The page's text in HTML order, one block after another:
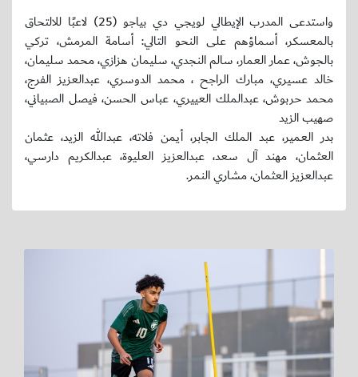
واستدعى المدرب الإيطالي لويجي دي بياجو (25) لاعبًا للالتحاق
بالمعسكر، أسماؤهم على النحو التالي: أسامة المرمش، تركي
بالجوش، عمار العمار، سالم النجدي، سليمان هزازي، محمد سليمان،
خالد عسيري، مبارك الراجح ، محمد الدوسري، عبدالعزيز الفرج،
محمد حربوش، عبدالملك العييري، عباس الحسن، فيصل الصبياني،
صهيب الزيد
بدر العمير، عبد الملك الجابر، أيمن فلاته، عبدالله الزيد، عثمان
العثمان، مهند آل سعد، عبدالعزيز العليوة، عبدالكريم دارسي،
عبدالعزيز العثمان، مشاري النمر.